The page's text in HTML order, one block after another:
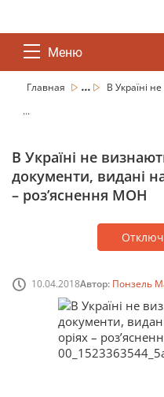
Меню
Главная ...
В Україні
...
В Україні не
документи, видані
– роз’яснення МОН
10.04.2018Автор: Понзель